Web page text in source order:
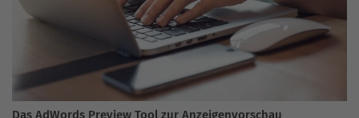
Das AdWords Preview Tool zur Anzeigenvorschau